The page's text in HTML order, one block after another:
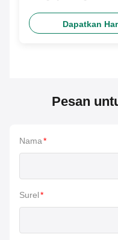
Dapatkan
Pesan
Nama*
Surel*